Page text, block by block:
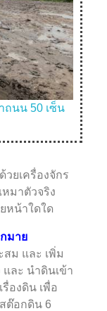
ณฑล
ยเครื่องจักร
มาตัวจริง
หน้าใดใด
มาย
สม และ เพิ่ม
และ นำดินเข้า
องดิน เพื่อ
ต๊อกดิน 6